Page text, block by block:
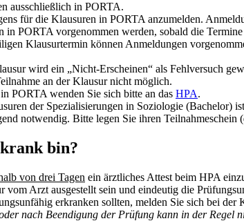
ausschließlich in PORTA.
für die Klausuren in PORTA anzumelden.
in PORTA vorgenommen werden, sobald die
Klausurtermin können Anmeldungen
wird ein „Nicht-Erscheinen“ als Fehlversuch
an der Klausur nicht möglich.
PORTA wenden Sie sich bitte an das HPA.
der Spezialisierungen in Soziologie (Bachelor)
notwendig. Bitte legen Sie ihren
bin?
von drei Tagen ein ärztliches Attest beim HPA
vom Arzt ausgestellt sein und eindeutig die
erkranken sollten, melden Sie sich bei
nach Beendigung der Prüfung kann in der Regel